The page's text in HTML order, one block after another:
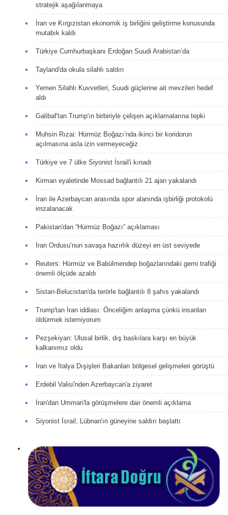
stratejik aşağılanmaya
İran ve Kırgızistan ekonomik iş birliğini geliştirme konusunda
mutabık kaldı
Türkiye Cumhurbaşkanı Erdoğan Suudi Arabistan’da
Tayland'da okula silahlı saldırı
Yemen Silahlı Kuvvetleri, Suudi güçlerine ait mevzileri hedef
aldı
Galibaf'tan Trump'ın birbiriyle çelişen açıklamalarına tepki
Muhsin Rızai: Hürmüz Boğazı’nda ikinci bir koridorun
açılmasına asla izin vermeyeceğiz
Türkiye ve 7 ülke Siyonist İsrail'i kınadı
Kirman eyaletinde Mossad bağlantılı 21 ajan yakalandı
İran ile Azerbaycan arasında spor alanında işbirliği protokolü
imzalanacak
Pakistan'dan “Hürmüz Boğazı” açıklaması
İran Ordusu’nun savaşa hazırlık düzeyi en üst seviyede
Reuters: Hürmüz ve Babülmendep boğazlarındaki gemi trafiği
önemli ölçüde azaldı
Sistan-Belucistan'da terörle bağlantılı 8 şahıs yakalandı
Trump'tan İran iddiası: Önceliğim anlaşma çünkü insanları
öldürmek istemiyorum
Pezşekiyan: Ulusal birlik, dış baskılara karşı en büyük
kalkanımız oldu
İran ve İtalya Dışişleri Bakanları bölgesel gelişmeleri görüştü
Erdebil Valisi'nden Azerbaycan'a ziyaret
İran'dan Umman'la görüşmelere dair önemli açıklama
Siyonist İsrail, Lübnan'ın güneyine saldırı başlattı